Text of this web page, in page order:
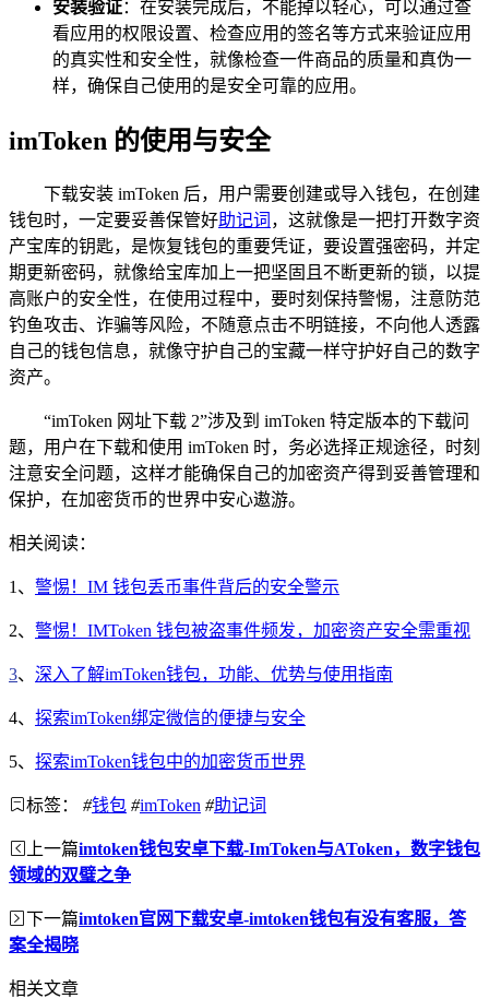
安装验证：在安装完成后，不能掉以轻心，可以通过查
看应用的权限设置、检查应用的签名等方式来验证应用
的真实性和安全性，就像检查一件商品的质量和真伪一
样，确保自己使用的是安全可靠的应用。
imToken 的使用与安全
下载安装 imToken 后，用户需要创建或导入钱包，在创建
钱包时，一定要妥善保管好助记词 ，这就像是一把打开数字资
产宝库的钥匙，是恢复钱包的重要凭证，要设置强密码，并定
期更新密码，就像给宝库加上一把坚固且不断更新的锁，以提
高账户的安全性，在使用过程中，要时刻保持警惕，注意防范
钓鱼攻击、诈骗等风险，不随意点击不明链接，不向他人透露
自己的钱包信息，就像守护自己的宝藏一样守护好自己的数字
资产。
“imToken 网址下载 2”涉及到 imToken 特定版本的下载问
题，用户在下载和使用 imToken 时，务必选择正规途径，时刻
注意安全问题，这样才能确保自己的加密资产得到妥善管理和
保护，在加密货币的世界中安心遨游。
相关阅读：
1、 警惕！IM 钱包丢币事件背后的安全警示
2、 警惕！IMToken 钱包被盗事件频发，加密资产安全需重视
3、 深入了解imToken钱包，功能、优势与使用指南
4、 探索imToken绑定微信的便捷与安全
5、 探索imToken钱包中的加密货币世界
标签： #钱包 #imToken #助记词
上一篇imtoken钱包安卓下载-ImToken与AToken，数字钱包
领域的双璧之争
下一篇imtoken官网下载安卓-imtoken钱包有没有客服，答
案全揭晓
相关文章